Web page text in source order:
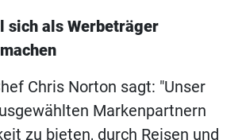
als Werbeträger
Chris Norton sagt: "Unser
Markenpartnern
zu bieten, durch Reisen und